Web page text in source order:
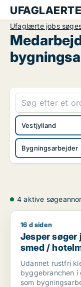
Ufaglærte jobs
Bygningsarbejder
Vestjylland
4 aktive
Jesper søger job
16 d siden
Jesper søger
smed /
Udannet rustfri
byggebranchen i
som